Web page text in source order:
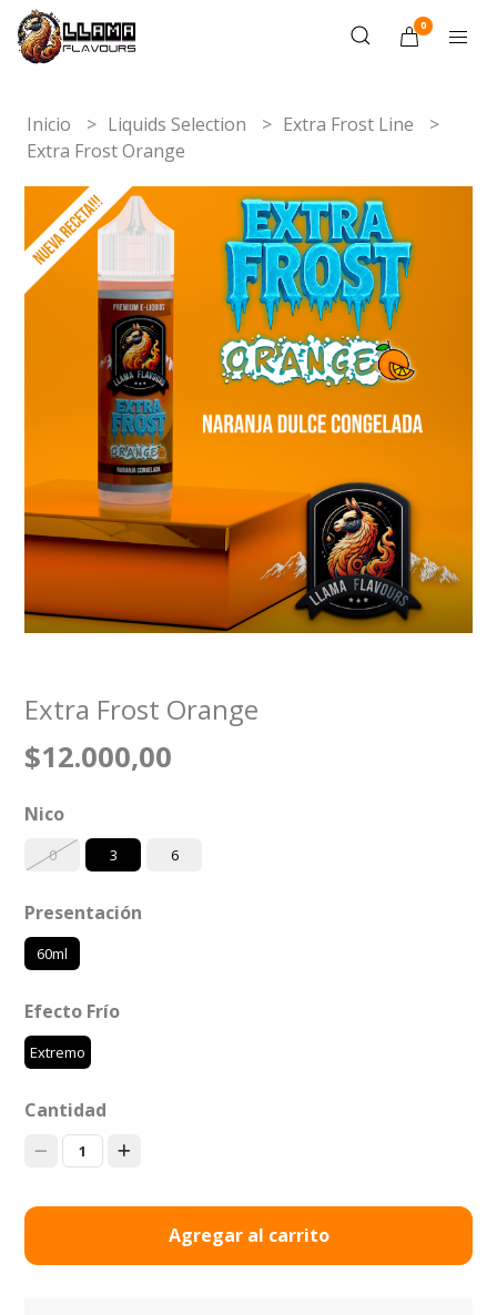
0
Inicio Liquids Selection
Extra Frost Line
Extra Frost Orange
Extra Frost Orange
$12.000,00
Nico
0 3 6
Presentación
60ml
Efecto Frío
Extremo
Cantidad
1
Agregar al carrito